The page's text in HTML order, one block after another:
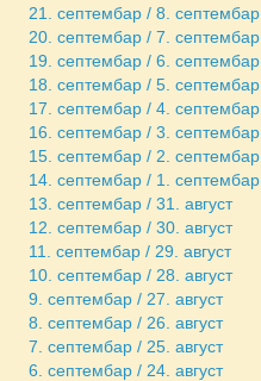
21. септембар / 8. септембар
20. септембар / 7. септембар
19. септембар / 6. септембар
18. септембар / 5. септембар
17. септембар / 4. септембар
16. септембар / 3. септембар
15. септембар / 2. септембар
14. септембар / 1. септембар
13. септембар / 31. август
12. септембар / 30. август
11. септембар / 29. август
10. септембар / 28. август
9. септембар / 27. август
8. септембар / 26. август
7. септембар / 25. август
6. септембар / 24. август